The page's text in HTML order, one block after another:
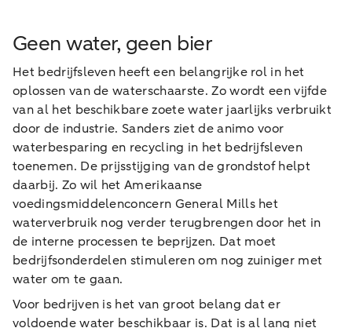
Geen water, geen bier
Het bedrijfsleven heeft een belangrijke rol in het
oplossen van de waterschaarste. Zo wordt een vijfde
van al het beschikbare zoete water jaarlijks verbruikt
door de industrie. Sanders ziet de animo voor
waterbesparing en recycling in het bedrijfsleven
toenemen. De prijsstijging van de grondstof helpt
daarbij. Zo wil het Amerikaanse
voedingsmiddelenconcern General Mills het
waterverbruik nog verder terugbrengen door het in
de interne processen te beprijzen. Dat moet
bedrijfsonderdelen stimuleren om nog zuiniger met
water om te gaan.
Voor bedrijven is het van groot belang dat er
voldoende water beschikbaar is. Dat is al lang niet